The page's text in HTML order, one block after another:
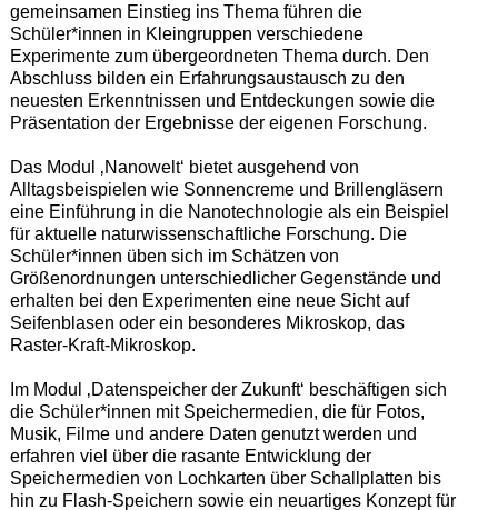
gemeinsamen Einstieg ins Thema führen die
Schüler*innen in Kleingruppen verschiedene
Experimente zum übergeordneten Thema durch. Den
Abschluss bilden ein Erfahrungsaustausch zu den
neuesten Erkenntnissen und Entdeckungen sowie die
Präsentation der Ergebnisse der eigenen Forschung.
Das Modul ‚Nanowelt‘ bietet ausgehend von
Alltagsbeispielen wie Sonnencreme und Brillengläsern
eine Einführung in die Nanotechnologie als ein Beispiel
für aktuelle naturwissenschaftliche Forschung. Die
Schüler*innen üben sich im Schätzen von
Größenordnungen unterschiedlicher Gegenstände und
erhalten bei den Experimenten eine neue Sicht auf
Seifenblasen oder ein besonderes Mikroskop, das
Raster-Kraft-Mikroskop.
Im Modul ‚Datenspeicher der Zukunft‘ beschäftigen sich
die Schüler*innen mit Speichermedien, die für Fotos,
Musik, Filme und andere Daten genutzt werden und
erfahren viel über die rasante Entwicklung der
Speichermedien von Lochkarten über Schallplatten bis
hin zu Flash-Speichern sowie ein neuartiges Konzept für